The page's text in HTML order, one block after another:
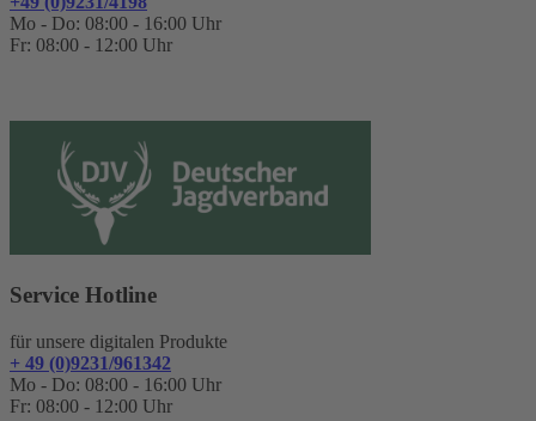
Mo - Do: 08:00 - 16:00 Uhr
Fr: 08:00 - 12:00 Uhr
Service Hotline
für unsere digitalen Produkte
+ 49 (0)9231/961342
Mo - Do: 08:00 - 16:00 Uhr
Fr: 08:00 - 12:00 Uhr